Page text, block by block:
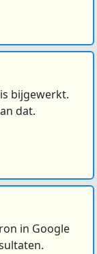
bijgewerkt.
dat.
in Google